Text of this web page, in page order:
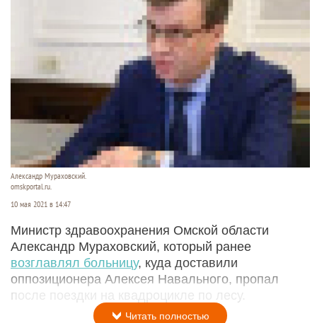
Александр Мураховский.
omskportal.ru.
10 мая 2021 в 14:47
Министр здравоохранения Омской области
Александр Мураховский, который ранее
возглавлял больницу, куда доставили
оппозиционера Алексея Навального, пропал
после поездки на квадроцикле по лесу.
Читать полностью